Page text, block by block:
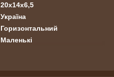
20х14х6,5
Україна
Горизонтальний
Маленькі